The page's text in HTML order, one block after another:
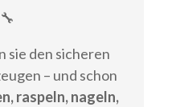
sie den sicheren
– und schon
raspeln, nageln,